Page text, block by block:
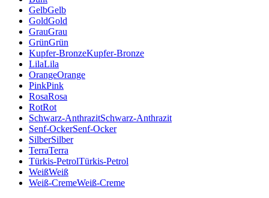
GelbGelb
GoldGold
GrauGrau
GrünGrün
Kupfer-BronzeKupfer-Bronze
LilaLila
OrangeOrange
PinkPink
RosaRosa
RotRot
Schwarz-AnthrazitSchwarz-Anthrazit
Senf-OckerSenf-Ocker
SilberSilber
TerraTerra
Türkis-PetrolTürkis-Petrol
WeißWeiß
Weiß-CremeWeiß-Creme